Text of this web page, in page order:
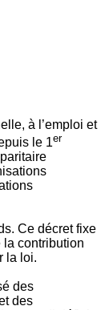
à l’emploi et
le 1er
Ce décret fixe
la contribution
la loi.
des
des